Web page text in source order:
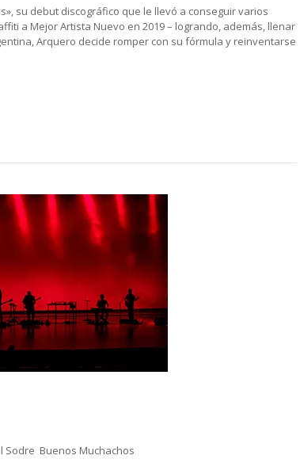
su debut discográfico que le llevó a conseguir varios
a Mejor Artista Nuevo en 2019 – logrando, además, llenar
Arquero decide romper con su fórmula y reinventarse
Sodre Buenos Muchachos